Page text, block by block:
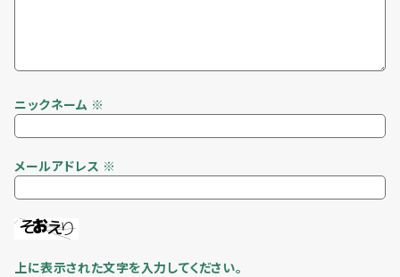
ニックネーム ※
メールアドレス ※
上に表示された文字を入力してください。